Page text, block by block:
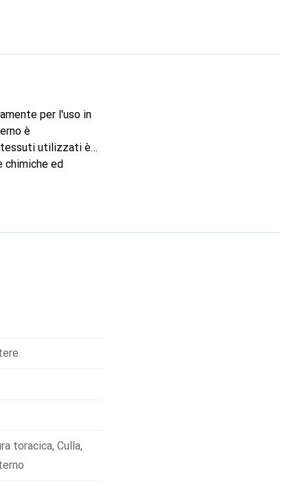
per l'uso in
è
tessuti utilizzati è
chimiche ed
nella tasca
toracica, Culla,